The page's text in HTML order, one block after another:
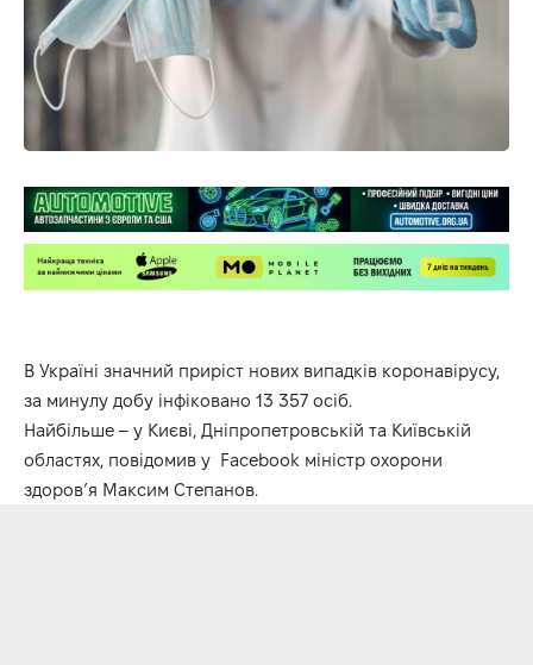
В Україні значний приріст нових випадків коронавірусу,
за минулу добу інфіковано 13 357 осіб.
Найбільше – у Києві, Дніпропетровській та Київській
областях, повідомив у Facebook міністр охорони
здоров’я Максим Степанов.